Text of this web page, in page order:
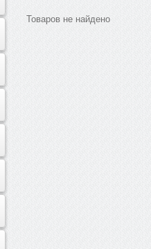
Товаров не найдено